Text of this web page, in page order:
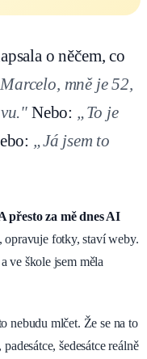
o něčem, co
mně je 52,
Nebo: „To je
„Já jsem to
přesto za mě dnes AI
opravuje fotky, staví weby.
ve škole jsem měla
nebudu mlčet. Že se na to
šedesátce reálně